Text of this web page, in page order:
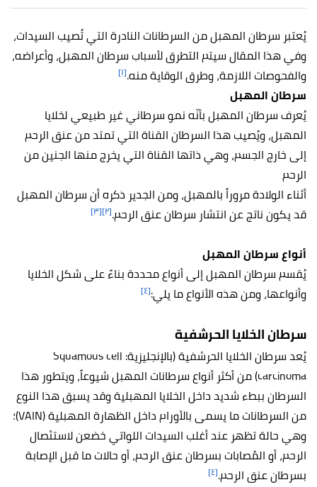
يُعتبر سرطان المهبل من السرطانات النادرة التي تُصيب السيدات،
وفي هذا المقال سيتم التطرق لأسباب سرطان المهبل، وأعراضه،
والفحوصات اللازمة، وطرق الوقاية منه.[١]
سرطان المهبل
يُعرف سرطان المهبل بأنّه نمو سرطاني غير طبيعي لخلايا
المهبل، ويُصيب هذا السرطان القناة التي تمتد من عنق الرحم
إلى خارج الجسم، وهي ذاتها القناة التي يخرج منها الجنين من
الرحم
أثناء الولادة مروراً بالمهبل، ومن الجدير ذكره أن سرطان المهبل
قد يكون ناتج عن انتشار سرطان عنق الرحم.[٢] [٣]
أنواع سرطان المهبل
يُقسم سرطان المهبل إلى أنواع محددة بناءً على شكل الخلايا
وأنواعها، ومن هذه الأنواع ما يلي:[٤]
سرطان الخلايا الحرشفية
يُعد سرطان الخلايا الحرشفية (بالإنجليزية: Squamous cell
carcinoma) من أكثر أنواع سرطانات المهبل شيوعاً، ويتطور هذا
السرطان ببطء شديد داخل الخلايا المهبلية وقد يسبق هذا النوع
من السرطانات ما يسمى بالأورام داخل الظهارة المهبلية (VAIN)؛
وهي حالة تظهر عند أغلب السيدات اللواتي خضعن لاستئصال
الرحم، أو المُصابات بسرطان عنق الرحم، أو حالات ما قبل الإصابة
بسرطان عنق الرحم.[٤]